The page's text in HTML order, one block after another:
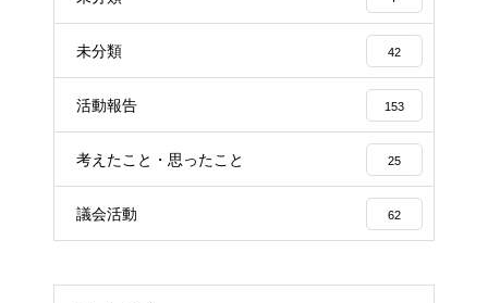
未分類 42
活動報告 153
考えたこと・思ったこと 25
議会活動 62